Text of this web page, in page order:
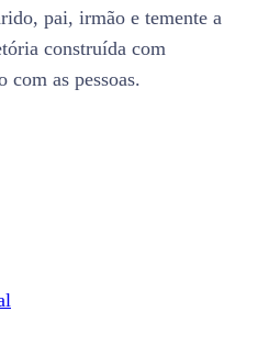
pai, irmão e temente a
construída com
com as pessoas.